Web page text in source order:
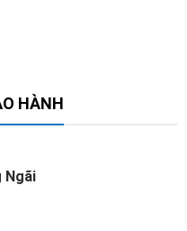
HÀNH
Ngãi